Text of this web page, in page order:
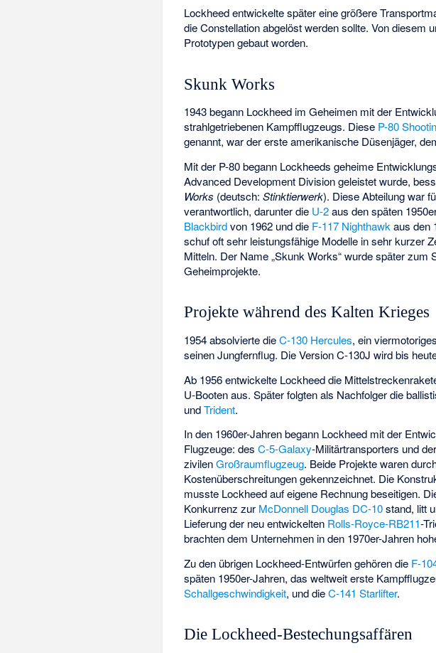
Lockheed entwickelte später eine größere
die Constellation abgelöst werden sollte. Von diesem
Prototypen gebaut worden.
Skunk Works
1943 begann Lockheed im Geheimen mit der
strahlgetriebenen Kampfflugzeugs. Diese P-80
genannt, war der erste amerikanische Düsenjäger,
Mit der P-80 begann Lockheeds geheime
Advanced Development Divisiongeleistet wurde,
Works (deutsch:Stinktierwerk). Diese Abteilung war
verantwortlich, darunter die U-2aus den späten
Blackbirdvon 1962 und die F-117 Nighthawk aus den
schuf oft sehr leistungsfähige Modelle in sehr kurzer
Mitteln. Der Name „Skunk Works“ wurde später zum
Geheimprojekte.
Projekte während des Kalten Krieges
1954 absolvierte dieC-130 Hercules, ein
seinen Jungfernflug. Die Version C-130J wird bis
Ab 1956 entwickelte Lockheed die
U-Booten aus. Später folgten als Nachfolger die
undTrident.
In den 1960er-Jahren begann Lockheed mit der
Flugzeuge: desC-5-Galaxy-Militärtransporters und der
zivilenGroßraumflugzeug. Beide Projekte waren
Kostenüberschreitungen gekennzeichnet. Die
musste Lockheed auf eigene Rechnung beseitigen.
Konkurrenz zur McDonnell Douglas DC-10stand, litt
Lieferung der neu entwickelten Rolls-Royce-RB211-
brachten dem Unternehmen in den 1970er-Jahren
Zu den übrigen Lockheed-Entwürfen gehören die F-
späten 1950er-Jahren, das weltweit erste
Schallgeschwindigkeit, und dieC-141 Starlifter.
Die Lockheed-Bestechungsaffären